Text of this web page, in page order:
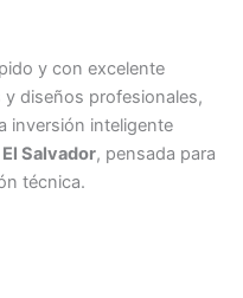
y con excelente
diseños profesionales,
inversión inteligente
Salvador, pensada para
técnica.